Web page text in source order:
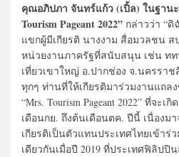
คุณอภิปภา จันทร์แก้ว (เปิ้ล) ในฐาน
Tourism Pageant 2022” กล่าวว่า “
แขกผู้มีเกียรติ นางงาม สื่อมวลชน
หน่วยงานภาครัฐที่สนับสนุน เช่น ท
เที่ยวเขาใหญ่ อ.ปากช่อง จ.นครรา
ทุกๆ ท่านที่ให้เกียรติมาร่วมงานแถล
“Mrs. Tourism Pageant 2022” ที่จะ
เดือนกย. ถึงต้นเดือนตค. ปีนี้ เนื่องม
เกียรติเป็นตัวแทนประเทศไทยเข้าร่
เดียวกันเมื่อปี 2019 ที่ประเทศฟิลิป